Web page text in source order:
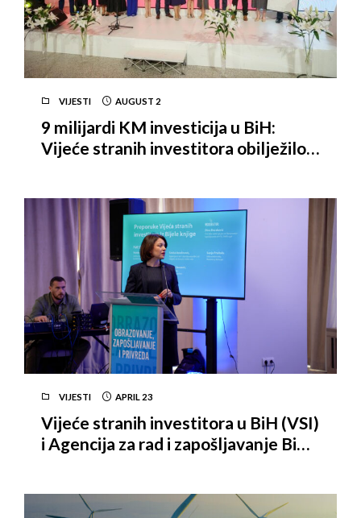
VIJESTI AUGUST 2
9 milijardi KM investicija u BiH:
Vijeće stranih investitora obilježilo
VIJESTI APRIL 23
Vijeće stranih investitora u BiH (VSI)
i Agencija za rad i zapošljavanje BiH
Bosni i Hercegovini